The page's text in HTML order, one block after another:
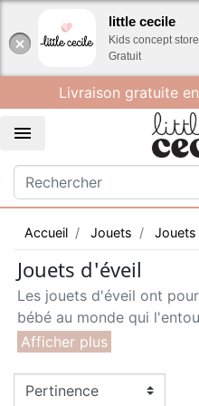
little cecile
Kids concept store
Gratuit
Livraison gratuite

Accueil Jouets Jouets
Jouets d'éveil
Les jouets d'éveil ont
bébé au monde qui
vue et l'ouïe au travers
Les livres et tapis d’éveil